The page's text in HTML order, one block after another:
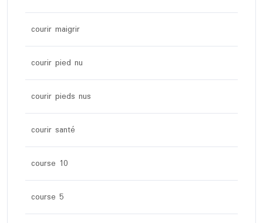
courir maigrir
courir pied nu
courir pieds nus
courir santé
course 10
course 5